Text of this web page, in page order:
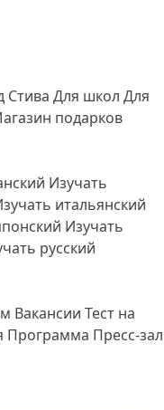
Стива Для школ Для
подарков
Изучать
итальянский
Изучать
русский
Вакансии Тест на
Программа Пресс-зал